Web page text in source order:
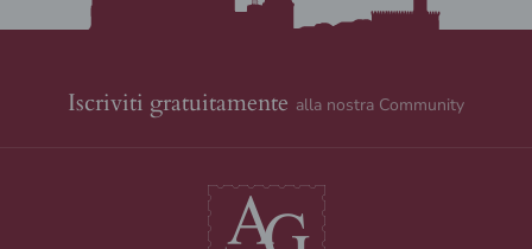
Iscriviti gratuitamente alla nostra Community